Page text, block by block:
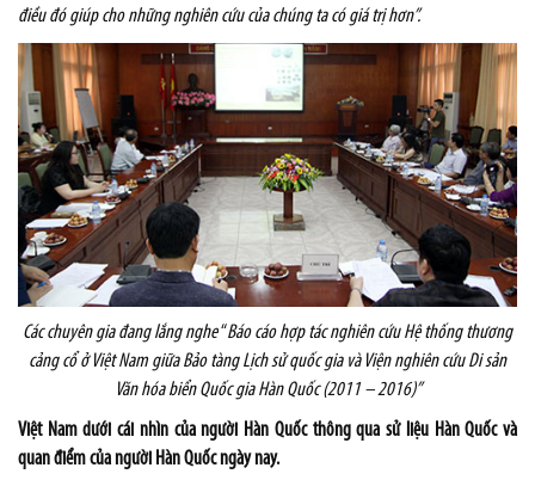
điều đó giúp cho những nghiên cứu của chúng ta có giá trị hơn”.
Các chuyên gia đang lắng nghe“Báo cáo hợp tác nghiên cứu Hệ thống thương
cảng cổ ở Việt Nam giữa Bảo tàng Lịch sử quốc gia và Viện nghiên cứu Di sản
Văn hóa biển Quốc gia Hàn Quốc (2011 – 2016)”
Việt Nam dưới cái nhìn của người Hàn Quốc thông qua sử liệu Hàn Quốc và
quan điểm của người Hàn Quốc ngày nay.